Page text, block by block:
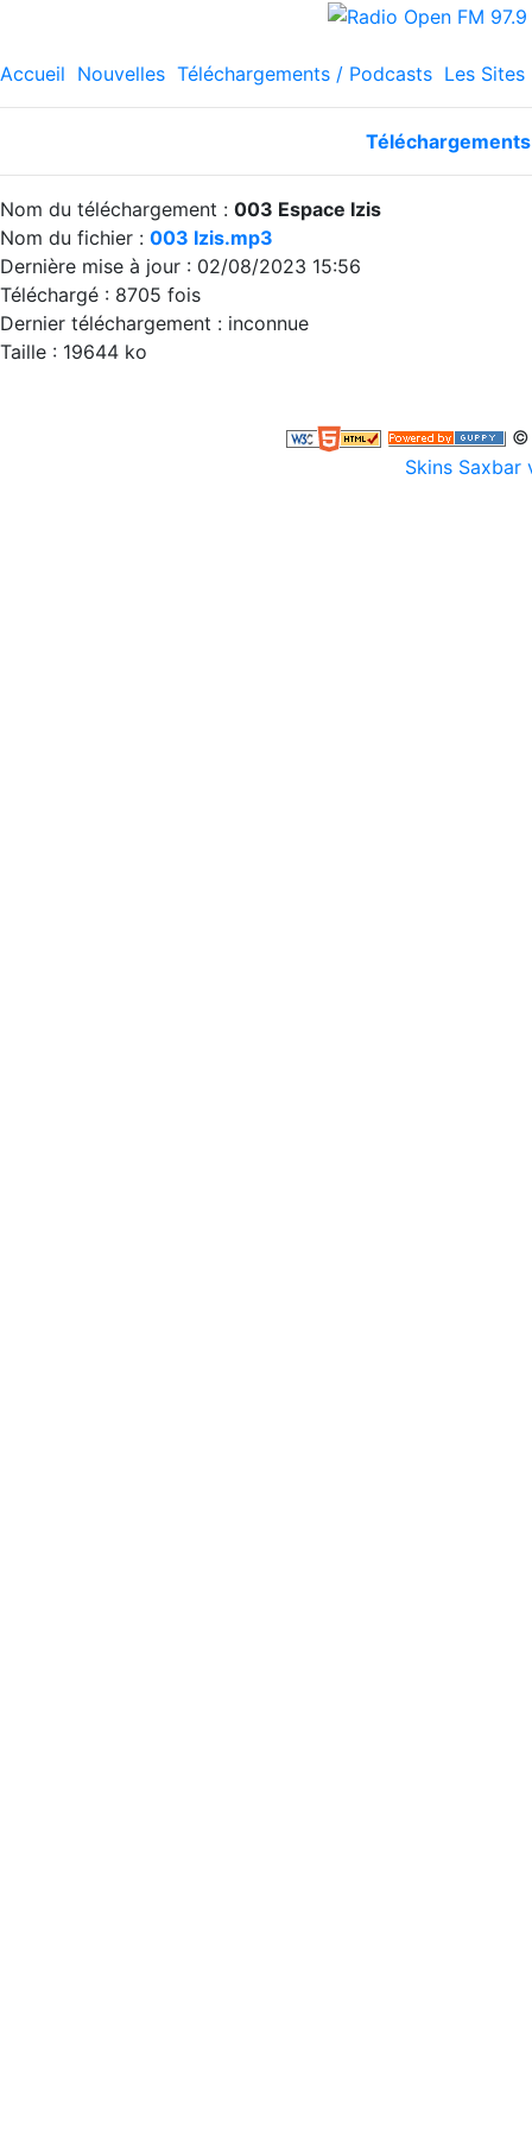
Accueil Nouvelles Téléchargements / Podcasts Les
Nom du téléchargement : 003 Espace Izis
Nom du fichier : 003 Izis.mp3
Dernière mise à jour : 02/08/2023 15:56
Téléchargé : 8705 fois
Dernier téléchargement : inconnue
Taille : 19644 ko
©
Skins Saxbar